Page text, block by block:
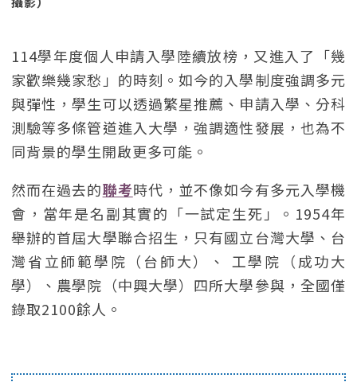
114學年度個人申請入學陸續放榜，又進入了「幾
家歡樂幾家愁」的時刻。如今的入學制度強調多元
與彈性，學生可以透過繁星推薦、申請入學、分科
測驗等多條管道進入大學，強調適性發展，也為不
同背景的學生開啟更多可能。
然而在過去的聯考時代，並不像如今有多元入學機
會，當年是名副其實的「一試定生死」。1954年
舉辦的首屆大學聯合招生，只有國立台灣大學、台
灣省立師範學院（台師大）、 工學院（成功大
學）、農學院（中興大學）四所大學參與，全國僅
錄取2100餘人。